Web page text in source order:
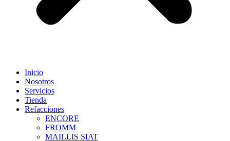
Inicio
Nosotros
Servicios
Tienda
Refacciones
ENCORE
FROMM
MAILLIS SIAT